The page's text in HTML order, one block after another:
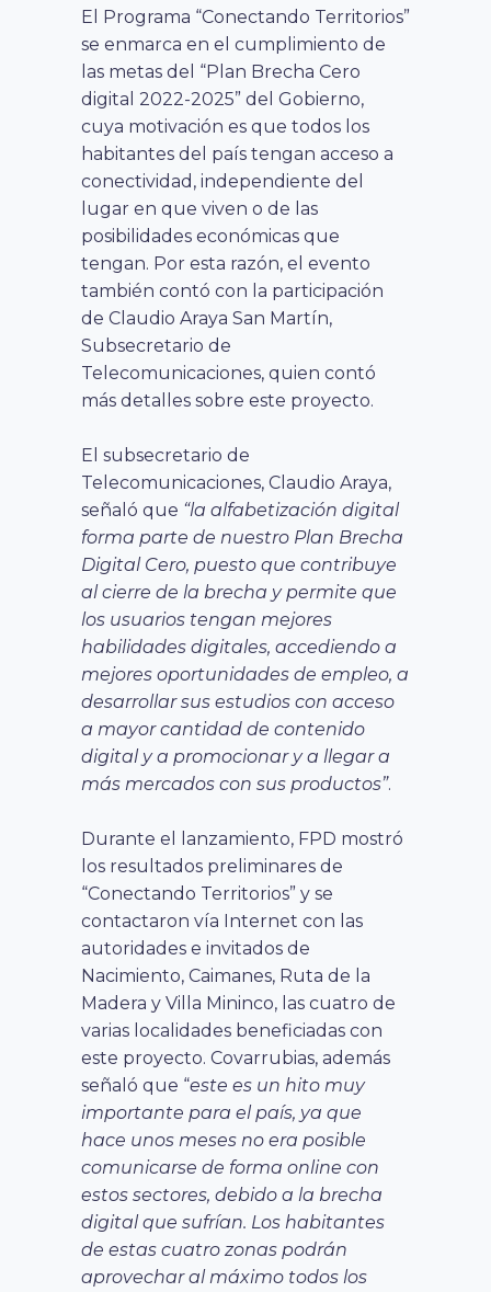
El Programa “Conectando Territorios”
se enmarca en el cumplimiento de
las metas del “Plan Brecha Cero
digital 2022-2025” del Gobierno,
cuya motivación es que todos los
habitantes del país tengan acceso a
conectividad, independiente del
lugar en que viven o de las
posibilidades económicas que
tengan. Por esta razón, el evento
también contó con la participación
de Claudio Araya San Martín,
Subsecretario de
Telecomunicaciones, quien contó
más detalles sobre este proyecto.
El subsecretario de
Telecomunicaciones, Claudio Araya,
señaló que “la alfabetización digital
forma parte de nuestro Plan Brecha
Digital Cero, puesto que contribuye
al cierre de la brecha y permite que
los usuarios tengan mejores
habilidades digitales, accediendo a
mejores oportunidades de empleo, a
desarrollar sus estudios con acceso
a mayor cantidad de contenido
digital y a promocionar y a llegar a
más mercados con sus productos”.
Durante el lanzamiento, FPD mostró
los resultados preliminares de
“Conectando Territorios” y se
contactaron vía Internet con las
autoridades e invitados de
Nacimiento, Caimanes, Ruta de la
Madera y Villa Mininco, las cuatro de
varias localidades beneficiadas con
este proyecto. Covarrubias, además
señaló que “este es un hito muy
importante para el país, ya que
hace unos meses no era posible
comunicarse de forma online con
estos sectores, debido a la brecha
digital que sufrían. Los habitantes
de estas cuatro zonas podrán
aprovechar al máximo todos los